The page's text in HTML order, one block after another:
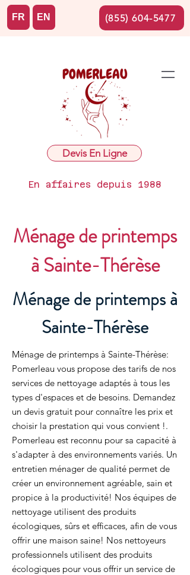
Devis En Ligne
En affaires depuis 1988
FR EN (855) 604-5477
Ménage de printemps
à Sainte-Thérèse
Ménage de printemps à
Sainte-Thérèse
Ménage de printemps à Sainte-Thérèse:
Pomerleau vous propose des tarifs de nos
services de nettoyage adaptés à tous les
types d'espaces et de besoins. Demandez
un devis gratuit pour connaître les prix et
choisir la prestation qui vous convient !.
Pomerleau est reconnu pour sa capacité à
s'adapter à des environnements variés. Un
entretien ménager de qualité permet de
créer un environnement agréable, sain et
propice à la productivité! Nos équipes de
nettoyage utilisent des produits
écologiques, sûrs et efficaces, afin de vous
offrir une maison saine! Nos nettoyeurs
professionnels utilisent des produits
écologiques pour vous offrir un service de